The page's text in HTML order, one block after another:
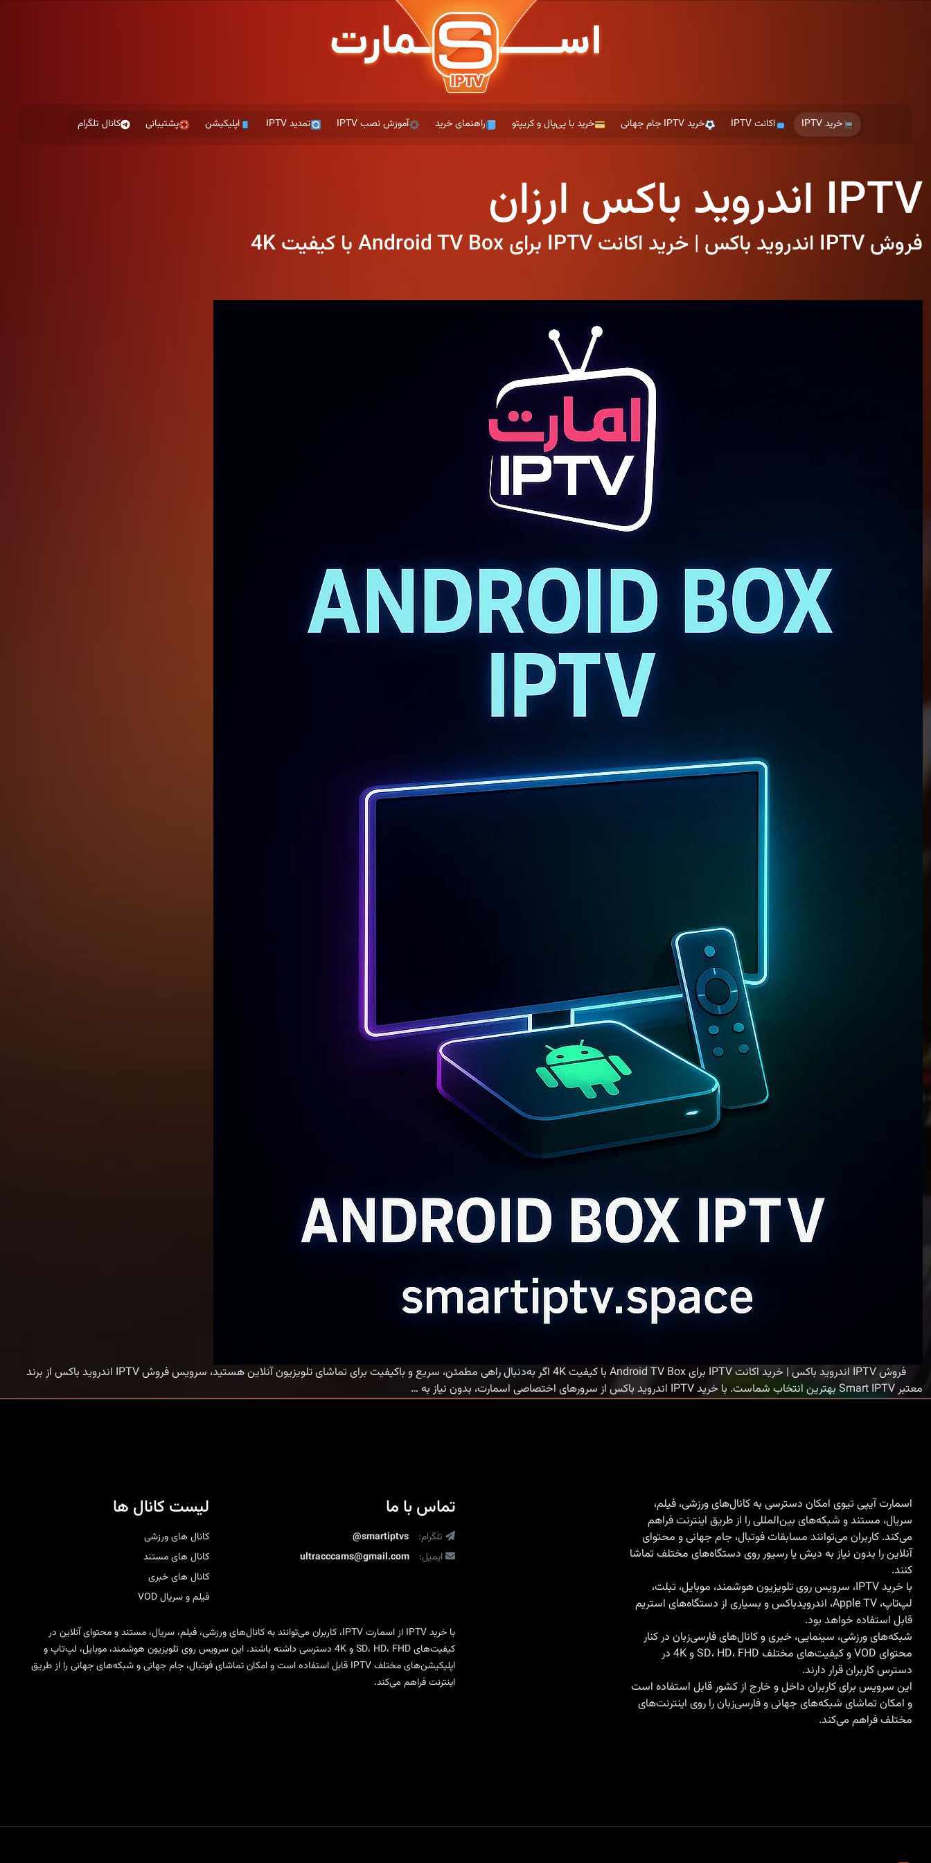
خرید IPTV اکانت IPTV خرید IPTV جام جهانی خرید با پی‌پال و کریپتو راهنمای خرید آموزش نصب IPTV تمدید IPTV اپلیکیشن پشتیبانی کانال تلگرام
IPTV اندروید باکس ارزان
فروش IPTV اندروید باکس | خرید اکانت IPTV برای Android TV Box با کیفیت 4K
فروش IPTV اندروید باکس | خرید اکانت IPTV برای Android TV Box با کیفیت 4K اگر به‌دنبال راهی مطمئن، سریع و باکیفیت برای تماشای تلویزیون آنلاین هستید، سرویس فروش IPTV اندروید باکس از برند
معتبر Smart IPTV بهترین انتخاب شماست. با خرید IPTV اندروید باکس از سرورهای اختصاصی اسمارت، بدون نیاز به
…
IPTV
IPTV
برای
Android
TV
اسمارت آیپی تیوی امکان دسترسی به کانال‌های ورزشی، فیلم،
سریال، مستند و شبکه‌های بین‌المللی را از طریق اینترنت فراهم
می‌کند. کاربران می‌توانند مسابقات فوتبال، جام جهانی و محتوای
آنلاین را بدون نیاز به دیش یا رسیور روی دستگاه‌های مختلف تماشا
کنند.
با خرید IPTV
، سرویس روی تلویزیون هوشمند، موبایل، تبلت،
لپ‌تاپ، Apple TV، اندرویدباکس و بسیاری از دستگاه‌های استریم
قابل استفاده خواهد بود.
شبکه‌های ورزشی، سینمایی، خبری و کانال‌های فارسی‌زبان در کنار
محتوای VOD و کیفیت‌های مختلف SD، HD، FHD و 4K در
دسترس کاربران قرار دارند.
این سرویس برای کاربران داخل و خارج از کشور قابل استفاده است
و امکان تماشای شبکه‌های جهانی و فارسی‌زبان را روی اینترنت‌های
مختلف فراهم می‌کند.
تماس با ما
تلگرام:
@smartiptvs
ایمیل:
ultracccams@gmail.com
لیست کانال ها
کانال های ورزشی
کانال های مستند
کانال های خبری
فیلم و سریال VOD
با خرید IPTV ازاسمارت IPTV
، کاربران می‌توانند به کانال‌های ورزشی، فیلم، سریال، مستند و محتوای آنلاین در
کیفیت‌های SD، HD، FHD و 4K دسترسی داشته باشند. این سرویس روی تلویزیون هوشمند، موبایل، لپ‌تاپ و
اپلیکیشن‌های مختلف IPTV قابل استفاده است و امکان تماشای فوتبال، جام جهانی و شبکه‌های جهانی را از طریق
اینترنت فراهم می‌کند.